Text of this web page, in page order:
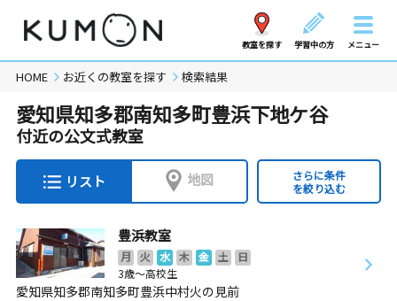
教室を探す 学習中の方 メニュー
HOME お近くの教室を探す 検索結果
愛知県知多郡南知多町豊浜下地ケ谷
付近の公文式教室
リスト 地図
さらに条件
を絞り込む
豊浜教室
月 火 水 木 金 土
日
3歳～高校生
愛知県知多郡南知多町豊浜中村火の見前